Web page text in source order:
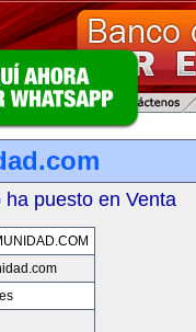
puesto en Venta